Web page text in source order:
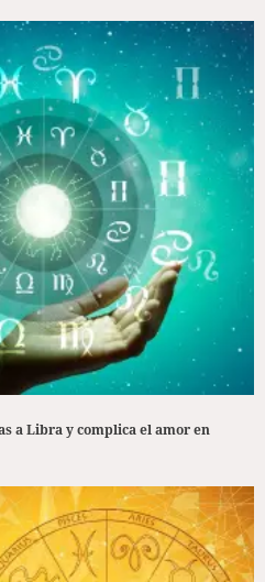
a Libra y complica el amor en